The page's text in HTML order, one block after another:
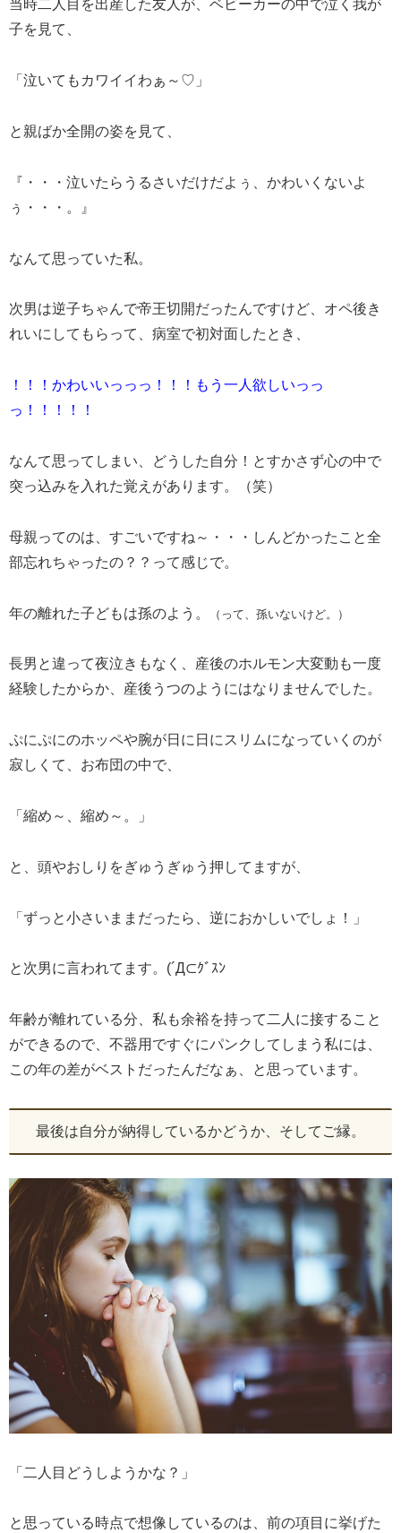
当時二人目を出産した友人が、ベビーカーの中で泣く我が
子を見て、
「泣いてもカワイイわぁ～♡」
と親ばか全開の姿を見て、
『・・・泣いたらうるさいだけだよぅ、かわいくないよ
ぅ・・・。』
なんて思っていた私。
次男は逆子ちゃんで帝王切開だったんですけど、オペ後き
れいにしてもらって、病室で初対面したとき、
！！！かわいいっっっ！！！もう一人欲しいっっ
っ！！！！！
なんて思ってしまい、どうした自分！とすかさず心の中で
突っ込みを入れた覚えがあります。（笑）
母親ってのは、すごいですね～・・・しんどかったこと全
部忘れちゃったの？？って感じで。
年の離れた子どもは孫のよう。 （って、孫いないけど。）
長男と違って夜泣きもなく、産後のホルモン大変動も一度
経験したからか、産後うつのようにはなりませんでした。
ぷにぷにのホッペや腕が日に日にスリムになっていくのが
寂しくて、お布団の中で、
「縮め～、縮め～。」
と、頭やおしりをぎゅうぎゅう押してますが、
「ずっと小さいままだったら、逆におかしいでしょ！」
と次男に言われてます。(´Д⊂ｸﾞｽﾝ
年齢が離れている分、私も余裕を持って二人に接すること
ができるので、不器用ですぐにパンクしてしまう私には、
この年の差がベストだったんだなぁ、と思っています。
最後は自分が納得しているかどうか、そしてご縁。
「二人目どうしようかな？」
と思っている時点で想像しているのは、前の項目に挙げた